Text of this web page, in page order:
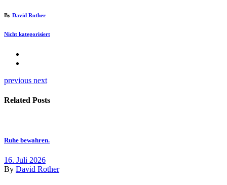
By David Rother
Nicht kategorisiert
previous next
Related Posts
Ruhe bewahren.
16. Juli 2026
By David Rother